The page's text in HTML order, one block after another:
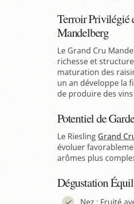
Terroir Privilégié
Mandelberg
Le Grand Cru
richesse et
maturation des
un an développe la
de produire des
Potentiel de
Le Riesling Grand
évoluer
arômes plus
Dégustation